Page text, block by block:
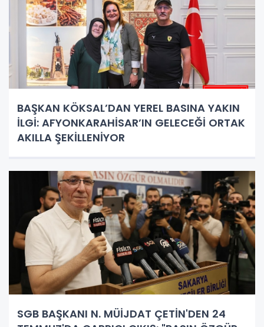
BAŞKAN KÖKSAL’DAN YEREL BASINA YAKIN
İLGİ: AFYONKARAHİSAR’IN GELECEĞİ ORTAK
AKILLA ŞEKİLLENİYOR
SGB BAŞKANI N. MÜİJDAT ÇETİN'DEN 24